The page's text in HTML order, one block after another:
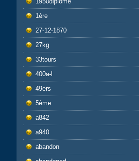
1ère
27-12-1870
27kg
33tours
400a-l
49ers
5ème
a842
a940
abandon